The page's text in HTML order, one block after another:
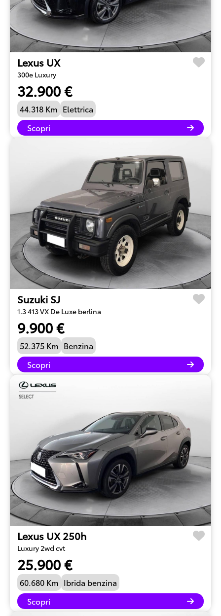
Lexus UX
300e Luxury
32.900 €
44.318 Km Elettrica
Scopri
Suzuki SJ
1.3 413 VX De Luxe berlina
9.900 €
52.375 Km Benzina
Scopri
Lexus UX 250h
Luxury 2wd cvt
25.900 €
60.680 Km Ibrida benzina
Scopri